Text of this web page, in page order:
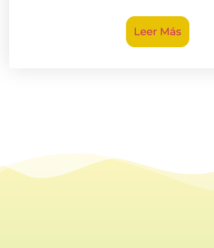
Leer Más